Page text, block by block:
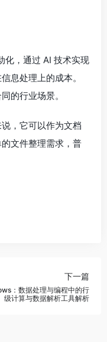
化，通过 AI 技术实现
息处理上的成本。
的行业场景。
，它可以作为文档
文件整理需求，普
下一篇
：数据处理与编程中的行
级计算与数据解析工具解析